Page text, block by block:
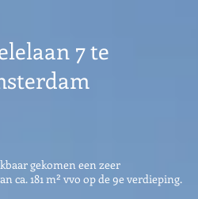
7 te
gekomen een zeer
ca. 181 m² vvo op de 9e verdieping.